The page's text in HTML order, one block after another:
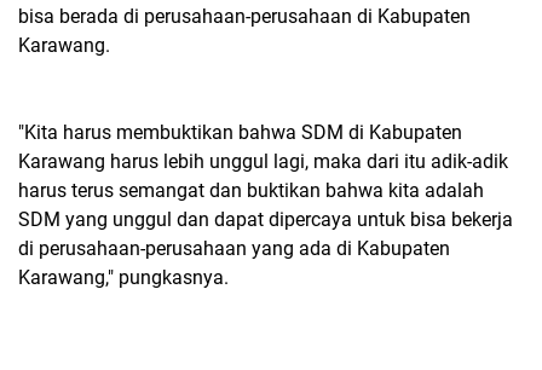
bisa berada di perusahaan-perusahaan di Kabupaten
Karawang.
"Kita harus membuktikan bahwa SDM di Kabupaten
Karawang harus lebih unggul lagi, maka dari itu adik-adik
harus terus semangat dan buktikan bahwa kita adalah
SDM yang unggul dan dapat dipercaya untuk bisa bekerja
di perusahaan-perusahaan yang ada di Kabupaten
Karawang," pungkasnya.